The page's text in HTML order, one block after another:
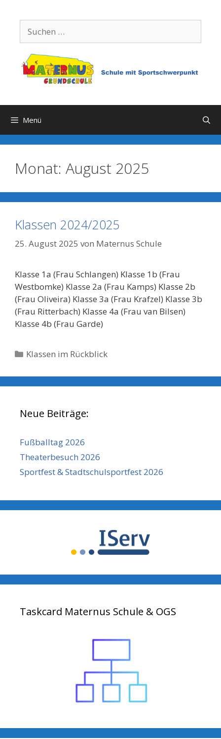
Inhalt
springen
nach:
Menü
Monat: August 2025
Klassen 2024/2025
25. August 2025 von Maternus Schule
Klasse 1a (Frau Schlangen) Klasse 1b (Frau
Westbomke) Klasse 2a (Frau Kamps) Klasse 2b
(Frau Oliveira) Klasse 3a (Frau Krafzel) Klasse 3b
(Frau Ritterbach) Klasse 4a (Frau van Bilsen)
Klasse 4b (Frau Garde)
Kategorien
Klassen im Rückblick
Neue Beiträge:
Fußballtag 2026
Theaterbesuch 2026
Sportfest & Stadtschulsportfest 2026
Taskcard Maternus Schule & OGS